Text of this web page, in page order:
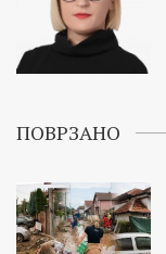
ПОВРЗАНО